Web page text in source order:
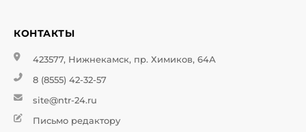
КОНТАКТЫ
423577, Нижнекамск, пр. Химиков, 64А
8 (8555) 42-32-57
site@ntr-24.ru
Письмо редактору